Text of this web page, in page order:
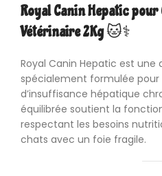
Royal CaninHepatic pour
Vétérinaire 2Kg🐱⚕️
Royal Canin Hepatic est une
spécialement formulée
d’insuffisance hépatique
équilibrée soutient la
respectant les besoins
chats avec un foie fragile.